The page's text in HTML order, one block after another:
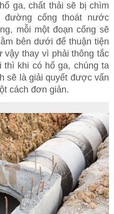
ga, chất thải sẽ bị chìm
cống thoát nước
mỗi một đoạn cống sẽ
bên dưới để thuận tiện
vậy thay vì phải thông tắc
thì khi có hố ga, chúng ta
sẽ là giải quyết được vấn
cách đơn giản.